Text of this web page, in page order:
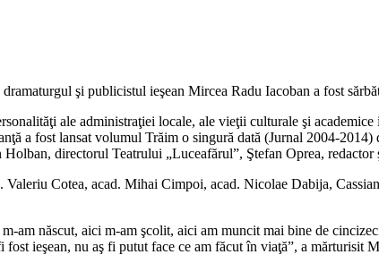
şi publicistul ieşean Mircea Radu Iacoban a fost
ale administraţiei locale, ale vieţii culturale şi
a fost lansat volumul Trăim o singură dată (Jurnal 2004-
directorul Teatrului „Luceafărul”, Ştefan Oprea, redactor
Valeriu Cotea, acad. Mihai Cimpoi, acad. Nicolae Dabija,
am născut, aici m-am şcolit, aici am muncit mai bine de
ieşean, nu aş fi putut face ce am făcut în viaţă”, a mărturisit